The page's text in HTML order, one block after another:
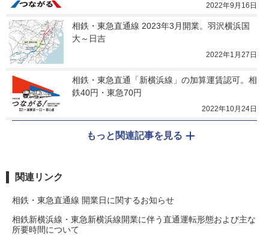
2022年9月16日
相鉄・東急直通線 2023年3月開業。羽沢横浜国
大～日吉
2022年1月27日
相鉄・東急直通「新横浜線」の加算運賃認可。相
鉄40円・東急70円
2022年10月24日
もっと関連記事を見る
関連リンク
相鉄・東急直通線 開業日に関するお知らせ
相鉄新横浜線・東急新横浜線開業に伴う直通運転形態および主な
所要時間について